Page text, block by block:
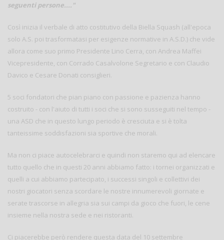
seguenti persone...."
Così inizia il verbale di atto costitutivo della Biella Squash (all'epoca
solo A.S. poi trasformatasi per esigenze normative in A.S.D.) che vide
allora come suo primo Presidente Lino Cerra, con Andrea Maffei
Vicepresidente, con Corrado Casalvolone Segretario e con Claudio
Davico e Cesare Donati consiglieri.
5 soci fondatori che pian piano con passione e pazienza hanno
costruito - con l'aiuto di tutti i soci che si sono susseguiti nel tempo -
una ASD che in questo lungo periodo è cresciuta e si è tolta
tanteissime soddisfazioni sia sportive che morali.
Ma non ci piace autocelebrarci e quindi non staremo qui ad elencare
tutto quello che in questi 20 anni abbiamo fatto: i tornei organizzati e
quelli a cui abbiamo partecipato, i successi singoli e collettivi dei
nostri giocatori senza scordare le nostre innumerevoli giornate e
serate trascorse in allegria sia sui campi da gioco che fuori, le cene
insieme nella nostra sede e nei ristoranti.
Ci piacerebbe però rendere questa data del 10 settembre